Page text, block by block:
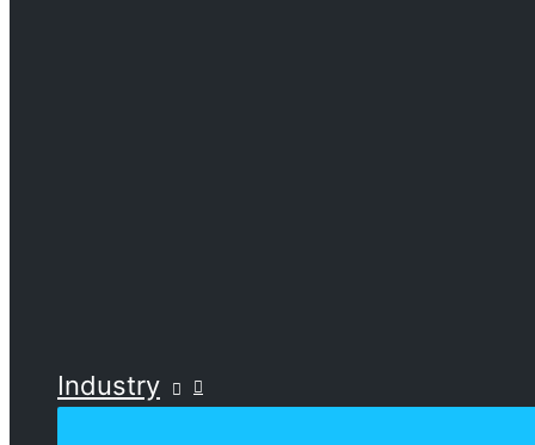
Industry